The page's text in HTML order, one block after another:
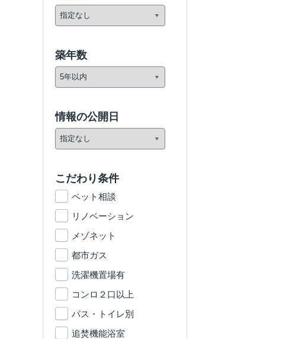
築年数
情報の公開日
こだわり条件
ペット相談
リノベーション
メゾネット
都市ガス
洗濯機置場有
コンロ２口以上
バス・トイレ別
追焚機能浴室